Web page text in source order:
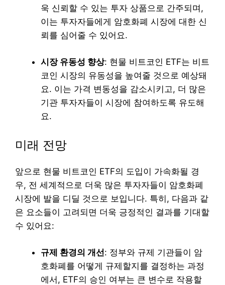
욱 신뢰할 수 있는 투자 상품으로 간주되며,
이는 투자자들에게 암호화폐 시장에 대한 신
뢰를 심어줄 수 있어요.
시장 유동성 향상: 현물 비트코인 ETF는 비트
코인 시장의 유동성을 높여줄 것으로 예상돼
요. 이는 가격 변동성을 감소시키고, 더 많은
기관 투자자들이 시장에 참여하도록 유도해
요.
미래 전망
앞으로 현물 비트코인 ETF의 도입이 가속화될 경
우, 전 세계적으로 더욱 많은 투자자들이 암호화폐
시장에 발을 디딜 것으로 보입니다. 특히, 다음과 같
은 요소들이 고려되면 더욱 긍정적인 결과를 기대할
수 있어요:
규제 환경의 개선: 정부와 규제 기관들이 암
호화폐를 어떻게 규제할지를 결정하는 과정
에서, ETF의 승인 여부는 큰 변수로 작용할